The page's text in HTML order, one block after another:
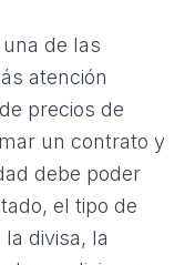
de las
atención
precios de
un contrato y
debe poder
el tipo de
divisa, la